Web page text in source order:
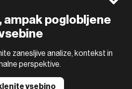
ampak poglobljene
zanesljive analize, kontekst in
perspektive.
vsebino
trademarks and service marks of
subsidiaries, displayed with permission
is a Mtel Swiss SA Property